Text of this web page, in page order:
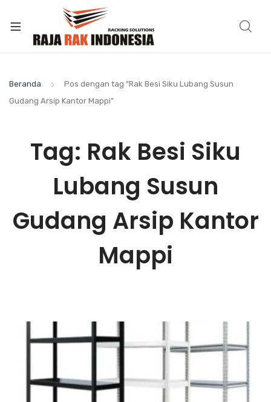
Beranda
Pos dengan tag “Rak Besi Siku Lubang Susun
Gudang Arsip Kantor Mappi”
Tag: Rak Besi Siku
Lubang Susun
Gudang Arsip Kantor
Mappi